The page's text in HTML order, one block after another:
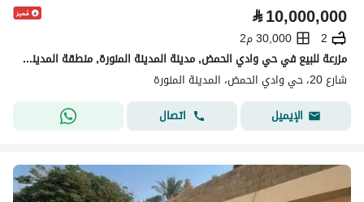
⃁10,000,000
2
30,000 م2
مزرعة للبيع في حي وادي الحمض, مدينة المدينة المنورة, منطقة المدينة المنورة
شارع 20، حي وادي الحمض، المدينة المنورة
الإيميل
اتصال